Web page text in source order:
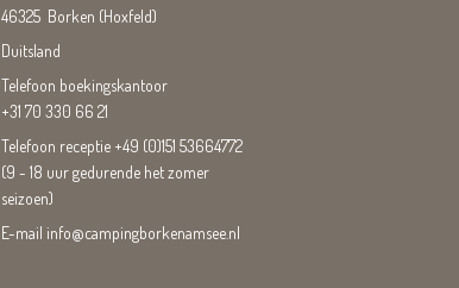
46325 Borken (Hoxfeld)
Duitsland
Telefoon boekingskantoor
+31 70 330 66 21
Telefoon receptie +49 (0)151 53664772
(9 - 18 uur gedurende het zomer
seizoen)
E-mail info@campingborkenamsee.nl